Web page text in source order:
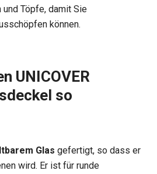
und Töpfe, damit Sie
können.
UNICOVER
so
Glas gefertigt, so dass er
wird. Er ist für runde